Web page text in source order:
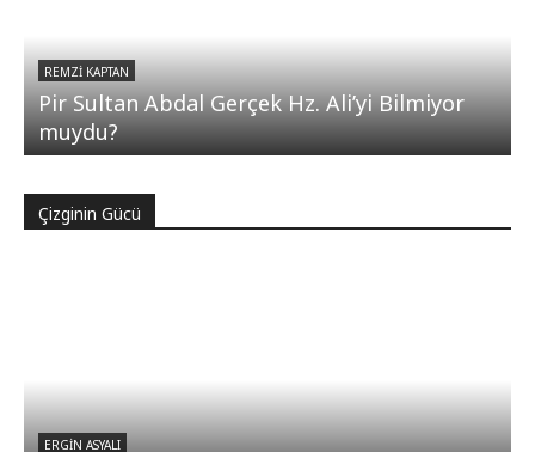
REMZI KAPTAN
Pir Sultan Abdal Gerçek Hz. Ali’yi Bilmiyor
muydu?
Çizginin Gücü
ERGIN ASYALI